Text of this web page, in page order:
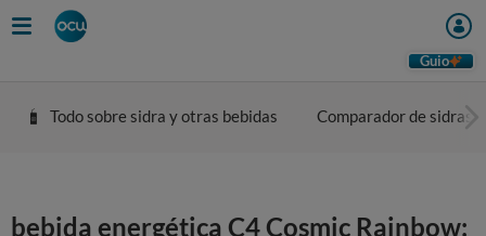
Guio
Todo sobre sidra y otras bebidas Comparador de sidras
bebida energética C4 Cosmic Rainbow: